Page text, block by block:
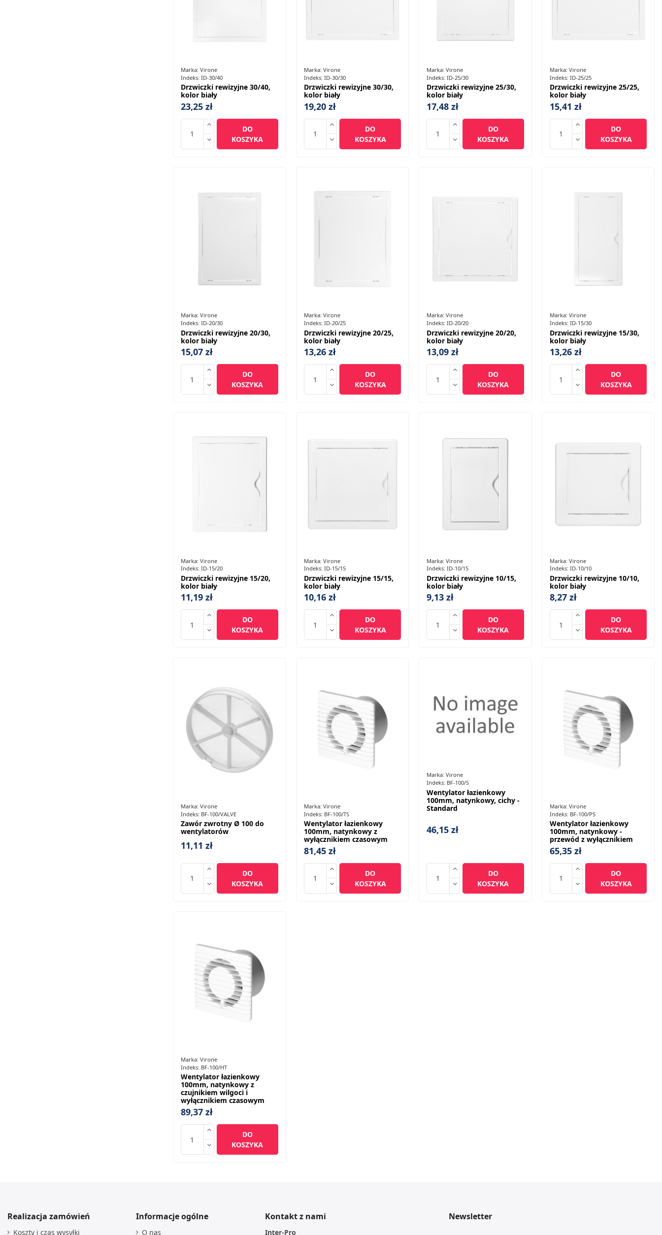
Marka: Virone
Indeks: ID-30/40
Drzwiczki rewizyjne 30/40,
kolor biały
23,25 zł
DO
KOSZYKA
Marka: Virone
Indeks: ID-30/30
Drzwiczki rewizyjne 30/30,
kolor biały
19,20 zł
DO
KOSZYKA
Marka: Virone
Indeks: ID-25/30
Drzwiczki rewizyjne 25/30,
kolor biały
17,48 zł
DO
KOSZYKA
Marka: Virone
Indeks: ID-25/25
Drzwiczki rewizyjne 25/25,
kolor biały
15,41 zł
DO
KOSZYKA
Marka: Virone
Indeks: ID-20/30
Drzwiczki rewizyjne 20/30,
kolor biały
15,07 zł
DO
KOSZYKA
Marka: Virone
Indeks: ID-20/25
Drzwiczki rewizyjne 20/25,
kolor biały
13,26 zł
DO
KOSZYKA
Marka: Virone
Indeks: ID-20/20
Drzwiczki rewizyjne 20/20,
kolor biały
13,09 zł
DO
KOSZYKA
Marka: Virone
Indeks: ID-15/30
Drzwiczki rewizyjne 15/30,
kolor biały
13,26 zł
DO
KOSZYKA
Marka: Virone
Indeks: ID-15/20
Drzwiczki rewizyjne 15/20,
kolor biały
11,19 zł
DO
KOSZYKA
Marka: Virone
Indeks: ID-15/15
Drzwiczki rewizyjne 15/15,
kolor biały
10,16 zł
DO
KOSZYKA
Marka: Virone
Indeks: ID-10/15
Drzwiczki rewizyjne 10/15,
kolor biały
9,13 zł
DO
KOSZYKA
Marka: Virone
Indeks: ID-10/10
Drzwiczki rewizyjne 10/10,
kolor biały
8,27 zł
DO
KOSZYKA
Marka: Virone
Indeks: BF-100/VALVE
Zawór zwrotny Ø 100 do
wentylatorów
11,11 zł
DO
KOSZYKA
Marka: Virone
Indeks: BF-100/TS
Wentylator łazienkowy
100mm, natynkowy z
wyłącznikiem czasowym
81,45 zł
DO
KOSZYKA
Marka: Virone
Indeks: BF-100/S
Wentylator łazienkowy
100mm, natynkowy, cichy -
Standard
46,15 zł
DO
KOSZYKA
Marka: Virone
Indeks: BF-100/PS
Wentylator łazienkowy
100mm, natynkowy -
przewód z wyłącznikiem
65,35 zł
DO
KOSZYKA
Marka: Virone
Indeks: BF-100/HT
Wentylator łazienkowy
100mm, natynkowy z
czujnikiem wilgoci i
wyłącznikiem czasowym
89,37 zł
DO
KOSZYKA
Realizacja zamówień
Koszty i czas wysyłki
Informacje ogólne
O nas
Kontakt z nami
Inter-Pro
Newsletter